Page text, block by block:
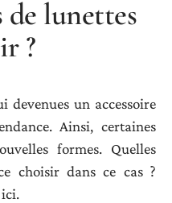
de lunettes
?
devenues un accessoire
Ainsi, certaines
formes. Quelles
choisir dans ce cas ?
ici.